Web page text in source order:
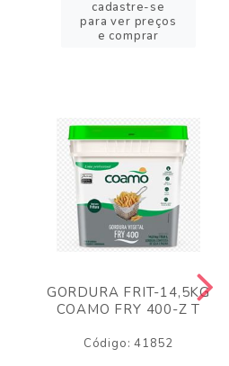
cadastre-se
para ver preços
e comprar
GORDURA FRIT-14,5KG
COAMO FRY 400-Z T
Código: 41852